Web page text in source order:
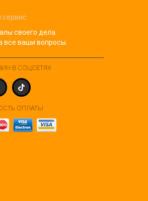
сервис
своего дела.
ваши вопросы.
В СОЦСЕТЯХ
ОПЛАТЫ